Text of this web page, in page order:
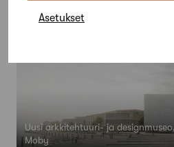
Asetukset
Kumma
Uusi arkkitehtuuri- ja
Moby